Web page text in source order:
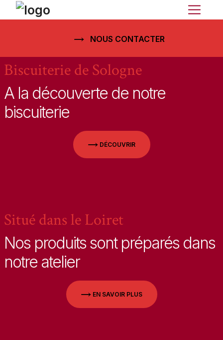
to
NOUS CONTACTER
Biscuiterie de Sologne
A la découverte de notre
biscuiterie
DÉCOUVRIR
Situé dans le Loiret
Nos produits sont préparés dans
notre atelier
EN SAVOIR PLUS